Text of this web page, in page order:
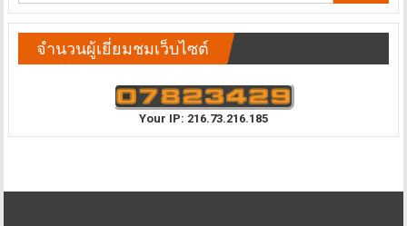
จำนวนผู้เยี่ยมชมเว็บไซต์
Your IP: 216.73.216.185